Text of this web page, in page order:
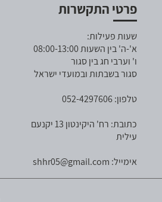
פרטי התקשרות
שעות פעילות:
א'-ה' בין השעות 08:00-13:00
ו' וערבי חג בין סגור
סגור בשבתות ובמועדי ישראל
טלפון: 052-4297606
כתובת: רח' היקינטון 13 יקנעם
עילית
אימייל: shhr05@gmail.com